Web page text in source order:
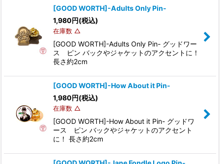
[GOOD WORTH]-Adults Only Pin-
1,980円(税込)
在庫数 △
[GOOD WORTH]-Adults Only Pin- グッドワー
ス ピン バックやジャケットのアクセントに！
長さ約2cm
[GOOD WORTH]-How About it Pin-
1,980円(税込)
在庫数 △
[GOOD WORTH]-How About it Pin- グッドワ
ース ピン バックやジャケットのアクセント
に！ 長さ約2cm